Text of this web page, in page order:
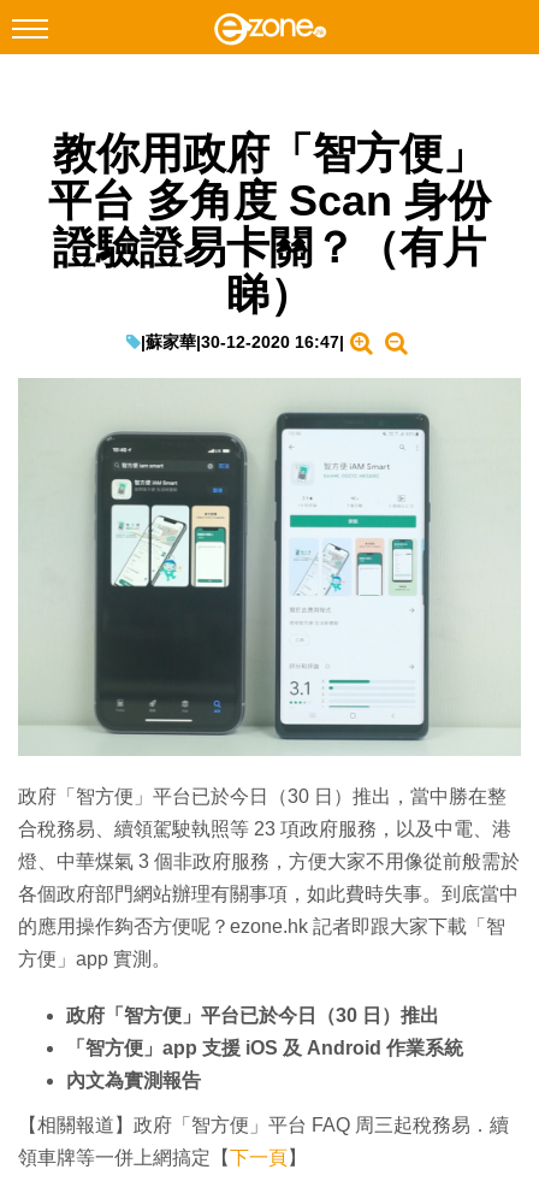
Facebook Instagram
科技焦點
網絡生活
EduTech
生成式AI與雲端應用
Enterprise Digital Transformation
教你用政府「智方便」
平台 多角度 Scan 身份
證驗證易卡關？（有片
睇）
|蘇家華|30-12-2020 16:47|
政府「智方便」平台已於今日（30 日）推出，當中勝在整
合稅務易、續領駕駛執照等 23 項政府服務，以及中電、港
燈、中華煤氣 3 個非政府服務，方便大家不用像從前般需於
各個政府部門網站辦理有關事項，如此費時失事。到底當中
的應用操作夠否方便呢？ezone.hk 記者即跟大家下載「智
方便」app 實測。
政府「智方便」平台已於今日（30 日）推出
「智方便」app 支援 iOS 及 Android 作業系統
內文為實測報告
【相關報道】政府「智方便」平台 FAQ 周三起稅務易．續
領車牌等一併上網搞定【下一頁】